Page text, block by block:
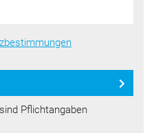
Pflichtangaben